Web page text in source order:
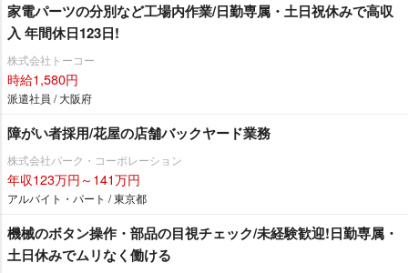
家電パーツの分別など工場内作業/日勤専属・土日祝休みで高収
入 年間休日123日!
株式会社トーコー
時給1,580円
派遣社員 / 大阪府
障がい者採用/花屋の店舗バックヤード業務
株式会社パーク・コーポレーション
年収123万円～141万円
アルバイト・パート / 東京都
機械のボタン操作・部品の目視チェック/未経験歓迎!日勤専属・
土日休みでムリなく働ける